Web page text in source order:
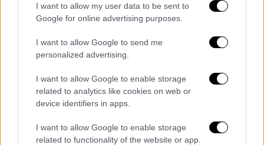
I want to allow my user data to be sent to
Google for online advertising purposes.
I want to allow Google to send me
personalized advertising.
I want to allow Google to enable storage
related to analytics like cookies on web or
device identifiers in apps.
I want to allow Google to enable storage
related to functionality of the website or app.
woman... how you’re dressed in the
schoolgirl costume. There’s just
something about it that’s very
patronizing."https://t.co/zSSdAV3aE
— Variety (@Variety)May 29, 2025
Η Ορτέγκα αναγνώρισε πως ο ρόλος της
Wednesday ενδέχεταινα περιορίσει τις